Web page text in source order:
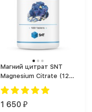
Магний цитрат SNT
Magnesium Citrate (120
таб.)
1 650 ₽